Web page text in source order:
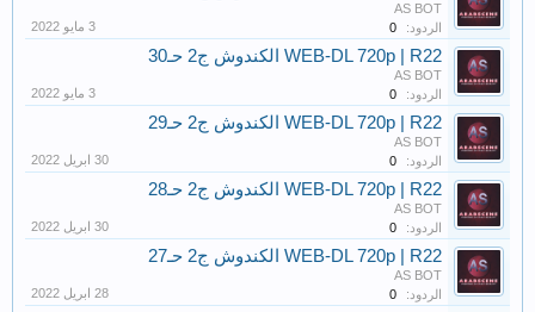
AS BOT
الردود:
0
WEB-DL 720p | R22 الكندوش ج2 حـ30
AS BOT
الردود:
0
WEB-DL 720p | R22 الكندوش ج2 حـ29
AS BOT
الردود:
0
WEB-DL 720p | R22 الكندوش ج2 حـ28
AS BOT
الردود:
0
WEB-DL 720p | R22 الكندوش ج2 حـ27
AS BOT
الردود:
0